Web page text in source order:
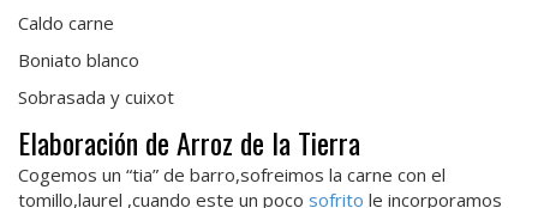
Caldo carne
Boniato blanco
Sobrasada y cuixot
Elaboración de Arroz de la Tierra
Cogemos un “tia” de barro,sofreimos la carne con el
tomillo,laurel ,cuando este un poco sofrito le incorporamos